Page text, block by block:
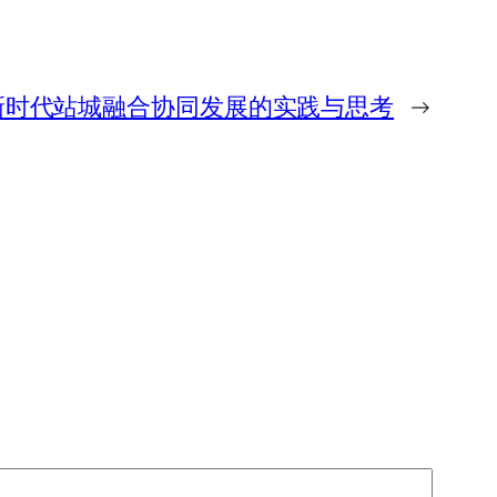
代站城融合协同发展的实践与思考 →